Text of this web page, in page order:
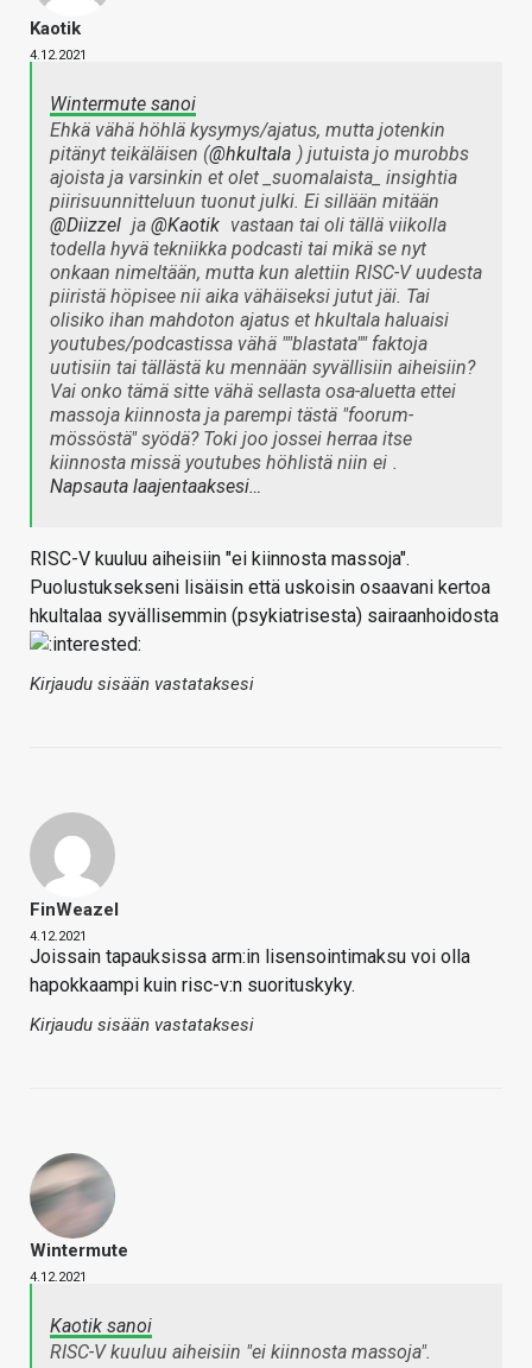
Kaotik
4.12.2021
Wintermute sanoi
Ehkä vähä höhlä kysymys/ajatus, mutta jotenkin
pitänyt teikäläisen (@hkultala ) jutuista jo murobbs
ajoista ja varsinkin et olet _suomalaista_ insightia
piirisuunnitteluun tuonut julki. Ei sillään mitään
@Diizzel ja @Kaotik vastaan tai oli tällä viikolla
todella hyvä tekniikka podcasti tai mikä se nyt
onkaan nimeltään, mutta kun alettiin RISC-V uudesta
piiristä höpisee nii aika vähäiseksi jutut jäi. Tai
olisiko ihan mahdoton ajatus et hkultala haluaisi
youtubes/podcastissa vähä ""blastata"" faktoja
uutisiin tai tällästä ku mennään syvällisiin aiheisiin?
Vai onko tämä sitte vähä sellasta osa-aluetta ettei
massoja kiinnosta ja parempi tästä "foorum-
mössöstä" syödä? Toki joo jossei herraa itse
kiinnosta missä youtubes höhlistä niin ei .
Napsauta laajentaaksesi…
RISC-V kuuluu aiheisiin "ei kiinnosta massoja".
Puolustuksekseni lisäisin että uskoisin osaavani kertoa
hkultalaa syvällisemmin (psykiatrisesta) sairaanhoidosta
Kirjaudu sisään vastataksesi
FinWeazel
4.12.2021
Joissain tapauksissa arm:in lisensointimaksu voi olla
hapokkaampi kuin risc-v:n suorituskyky.
Kirjaudu sisään vastataksesi
Wintermute
4.12.2021
Kaotik sanoi
RISC-V kuuluu aiheisiin "ei kiinnosta massoja".